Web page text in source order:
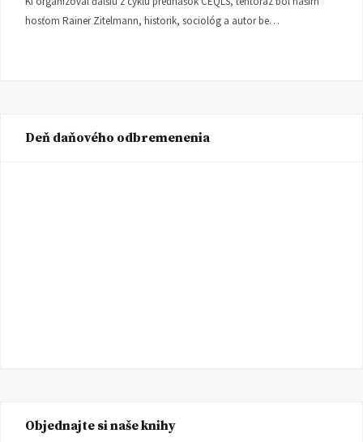
hosťom Rainer Zitelmann, historik, sociológ a autor be…
Deň daňového odbremenenia
Objednajte si naše knihy